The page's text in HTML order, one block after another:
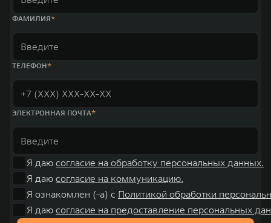
ФАМИЛИЯ
ТЕЛЕФОН
ЭЛЕКТРОННАЯ ПОЧТА
Я даю согласие на обработку персональных данных.
Я даю согласие на коммуникацию.
Я ознакомлен (-а) с Политикой обработки
Я даю согласие на предоставление персональных